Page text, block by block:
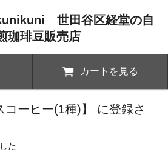
世田谷区経堂の自
珈琲豆販売店
カートを見る
コーヒー(1種)】 に登録さ
た